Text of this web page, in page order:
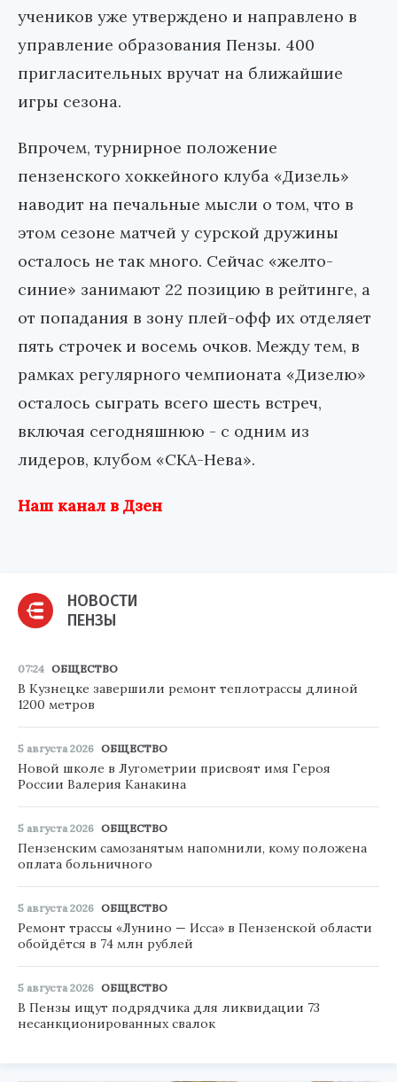
учеников уже утверждено и направлено в
управление образования Пензы. 400
пригласительных вручат на ближайшие
игры сезона.
Впрочем, турнирное положение
пензенского хоккейного клуба «Дизель»
наводит на печальные мысли о том, что в
этом сезоне матчей у сурской дружины
осталось не так много. Сейчас «желто-
синие» занимают 22 позицию в рейтинге, а
от попадания в зону плей-офф их отделяет
пять строчек и восемь очков. Между тем, в
рамках регулярного чемпионата «Дизелю»
осталось сыграть всего шесть встреч,
включая сегодняшнюю - с одним из
лидеров, клубом «СКА-Нева».
Наш канал в Дзен
НОВОСТИ
ПЕНЗЫ
07:24 ОБЩЕСТВО
В Кузнецке завершили ремонт теплотрассы длиной
1200 метров
5 августа 2026 ОБЩЕСТВО
Новой школе в Лугометрии присвоят имя Героя
России Валерия Канакина
5 августа 2026 ОБЩЕСТВО
Пензенским самозанятым напомнили, кому положена
оплата больничного
5 августа 2026 ОБЩЕСТВО
Ремонт трассы «Лунино — Исса» в Пензенской области
обойдётся в 74 млн рублей
5 августа 2026 ОБЩЕСТВО
В Пензы ищут подрядчика для ликвидации 73
несанкционированных свалок